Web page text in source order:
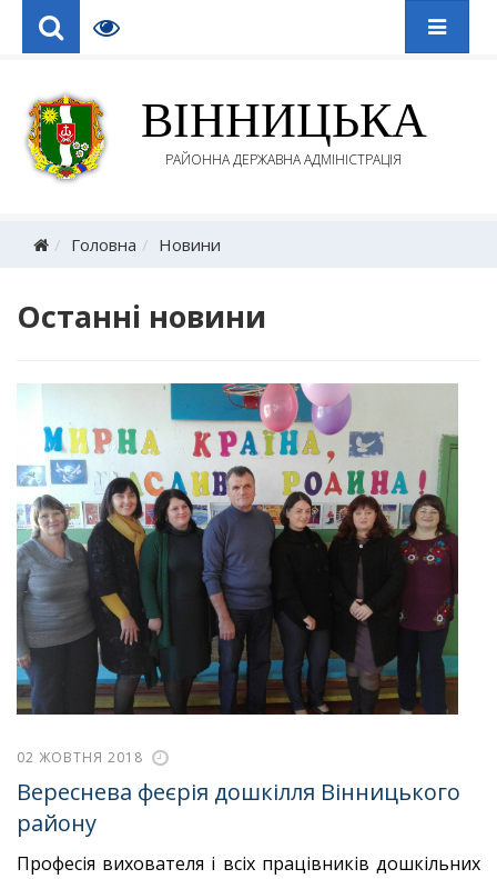
ВІННИЦЬКА
РАЙОННА ДЕРЖАВНА АДМІНІСТРАЦІЯ
Головна Новини
Останні новини
02 ЖОВТНЯ 2018
Вереснева феєрія дошкілля Вінницького
району
Професія вихователя і всіх працівників дошкільних